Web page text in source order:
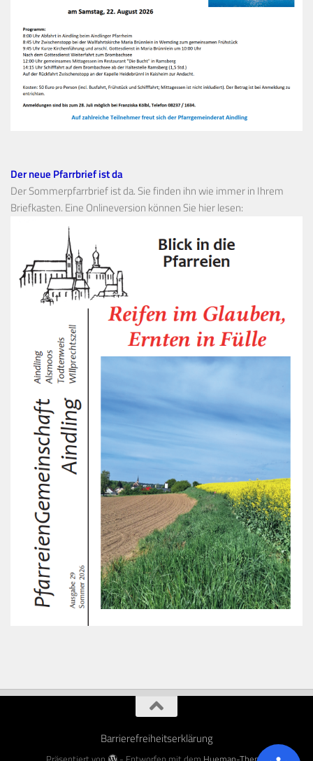
Der neue Pfarrbrief ist da
Der Sommerpfarrbrief ist da. Sie finden ihn wie immer in Ihrem
Briefkasten. Eine Onlineversion können Sie hier lesen:
Barrierefreiheitserklärung